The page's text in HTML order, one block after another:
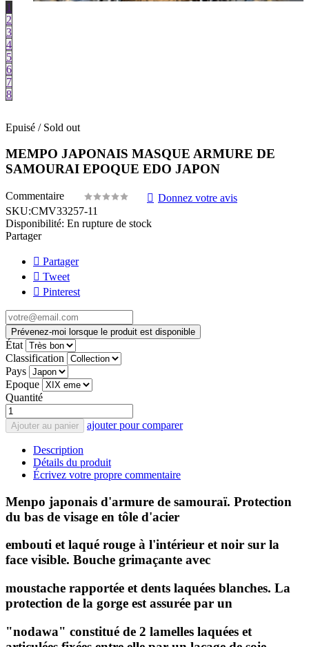
1
2
3
4
5
6
7
8
Epuisé / Sold out
MEMPO JAPONAIS MASQUE ARMURE DE
SAMOURAI EPOQUE EDO JAPON
Commentaire
Donnez votre avis
SKU:CMV33257-11
Disponibilité: En rupture de stock
Partager
Partager
Tweet
Pinterest
Prévenez-moi lorsque le produit est disponible
État
Classification
Pays
Epoque
Quantité
Ajouter au panier ajouter pour comparer
Description
Détails du produit
Écrivez votre propre commentaire
Menpo japonais d'armure de samouraï. Protection
du bas de visage en tôle d'acier
embouti et laqué rouge à l'intérieur et noir sur la
face visible. Bouche grimaçante avec
moustache rapportée et dents laquées blanches. La
protection de la gorge est assurée par un
"nodawa" constitué de 2 lamelles laquées et